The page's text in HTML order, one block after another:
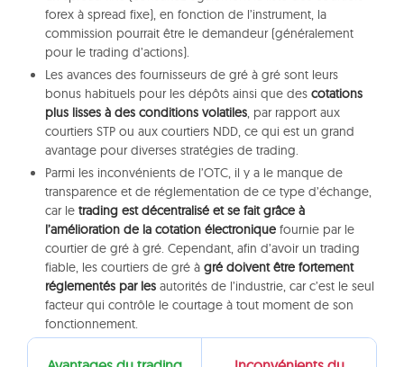
forex à spread fixe), en fonction de l’instrument, la
commission pourrait être le demandeur (généralement
pour le trading d’actions).
Les avances des fournisseurs de gré à gré sont leurs
bonus habituels pour les dépôts ainsi que des cotations
plus lisses à des conditions volatiles, par rapport aux
courtiers STP ou aux courtiers NDD, ce qui est un grand
avantage pour diverses stratégies de trading.
Parmi les inconvénients de l’OTC, il y a le manque de
transparence et de réglementation de ce type d’échange,
car le trading est décentralisé et se fait grâce à
l’amélioration de la cotation électronique fournie par le
courtier de gré à gré. Cependant, afin d’avoir un trading
fiable, les courtiers de gré à gré doivent être fortement
réglementés par les autorités de l’industrie, car c’est le seul
facteur qui contrôle le courtage à tout moment de son
fonctionnement.